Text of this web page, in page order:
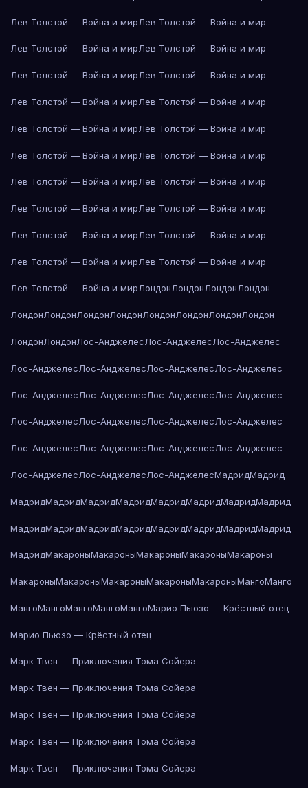
Лев Толстой — Война и мирЛев Толстой — Война и мир
Лев Толстой — Война и мирЛев Толстой — Война и мир
Лев Толстой — Война и мирЛев Толстой — Война и мир
Лев Толстой — Война и мирЛев Толстой — Война и мир
Лев Толстой — Война и мирЛев Толстой — Война и мир
Лев Толстой — Война и мирЛев Толстой — Война и мир
Лев Толстой — Война и мирЛев Толстой — Война и мир
Лев Толстой — Война и мирЛев Толстой — Война и мир
Лев Толстой — Война и мирЛев Толстой — Война и мир
Лев Толстой — Война и мирЛев Толстой — Война и мир
Лев Толстой — Война и мирЛондонЛондонЛондонЛондон
ЛондонЛондонЛондонЛондонЛондонЛондонЛондонЛондон
ЛондонЛондонЛос-АнджелесЛос-АнджелесЛос-Анджелес
Лос-АнджелесЛос-АнджелесЛос-АнджелесЛос-Анджелес
Лос-АнджелесЛос-АнджелесЛос-АнджелесЛос-Анджелес
Лос-АнджелесЛос-АнджелесЛос-АнджелесЛос-Анджелес
Лос-АнджелесЛос-АнджелесЛос-АнджелесЛос-Анджелес
Лос-АнджелесЛос-АнджелесЛос-АнджелесМадридМадрид
МадридМадридМадридМадридМадридМадридМадридМадрид
МадридМадридМадридМадридМадридМадридМадридМадрид
МадридМакароныМакароныМакароныМакароныМакароны
МакароныМакароныМакароныМакароныМакароныМангоМанго
МангоМангоМангоМангоМангоМарио Пьюзо — Крёстный отец
Марио Пьюзо — Крёстный отец
Марк Твен — Приключения Тома Сойера
Марк Твен — Приключения Тома Сойера
Марк Твен — Приключения Тома Сойера
Марк Твен — Приключения Тома Сойера
Марк Твен — Приключения Тома Сойера